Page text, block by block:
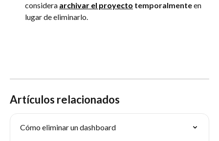
considera archivar el proyecto temporalmente en
lugar de eliminarlo.
Artículos relacionados
Cómo eliminar un dashboard